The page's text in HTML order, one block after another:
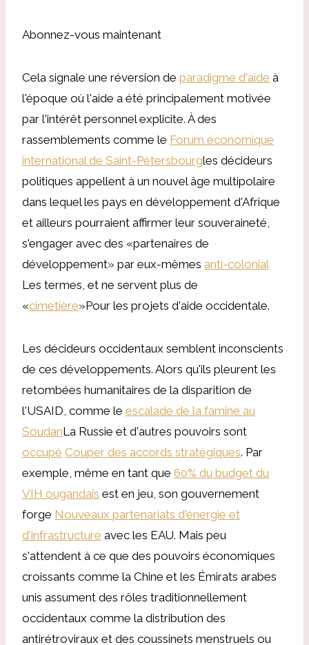
Abonnez-vous maintenant
Cela signale une réversion de paradigme d'aide à
l'époque où l'aide a été principalement motivée
par l'intérêt personnel explicite. À des
rassemblements comme le Forum économique
international de Saint-Pétersbourgles décideurs
politiques appellent à un nouvel âge multipolaire
dans lequel les pays en développement d'Afrique
et ailleurs pourraient affirmer leur souveraineté,
s'engager avec des «partenaires de
développement» par eux-mêmes anti-colonial
Les termes, et ne servent plus de
«cimetière»Pour les projets d'aide occidentale.
Les décideurs occidentaux semblent inconscients
de ces développements. Alors qu'ils pleurent les
retombées humanitaires de la disparition de
l'USAID, comme le escalade de la famine au
SoudanLa Russie et d'autres pouvoirs sont
occupé Couper des accords stratégiques. Par
exemple, même en tant que 60% du budget du
VIH ougandais est en jeu, son gouvernement
forge Nouveaux partenariats d'énergie et
d'infrastructure avec les EAU. Mais peu
s'attendent à ce que des pouvoirs économiques
croissants comme la Chine et les Émirats arabes
unis assument des rôles traditionnellement
occidentaux comme la distribution des
antirétroviraux et des coussinets menstruels ou